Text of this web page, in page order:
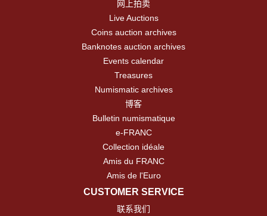
网上拍卖
Live Auctions
Coins auction archives
Banknotes auction archives
Events calendar
Treasures
Numismatic archives
博客
Bulletin numismatique
e-FRANC
Collection idéale
Amis du FRANC
Amis de l'Euro
CUSTOMER SERVICE
联系我们